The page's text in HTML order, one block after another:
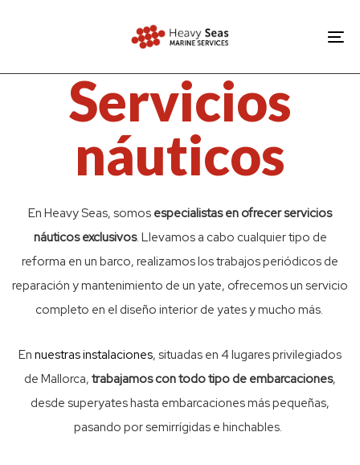
Servicios
náuticos
En Heavy Seas, somos especialistas en ofrecer servicios
náuticos exclusivos. Llevamos a cabo cualquier tipo de
reforma en un barco, realizamos los trabajos periódicos de
reparación ymantenimiento de un yate, ofrecemos un servicio
completo en el diseño interior de yatesy mucho más.
En nuestras instalaciones, situadas en 4 lugares privilegiados
de Mallorca, trabajamos con todo tipo de embarcaciones,
desde superyates hasta embarcaciones más pequeñas,
pasando por semirrígidas e hinchables.